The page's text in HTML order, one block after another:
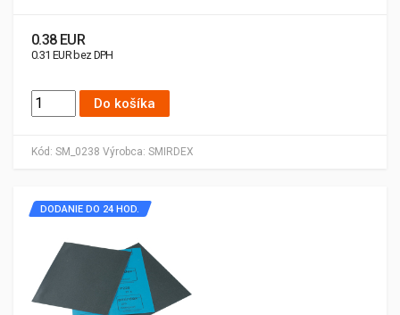
Kód: SM_0238 Výrobca: SMIRDEX
0.38 EUR
0.31 EUR bez DPH
Do košíka
DODANIE DO 24 HOD.